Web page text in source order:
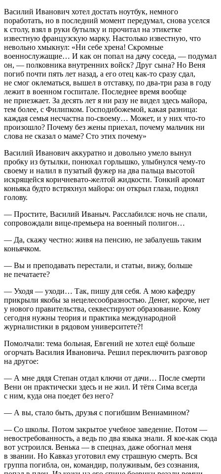
Василий Иванович хотел достать ноутбук, немного
поработать, но в последний момент передумал, снова уселся
к столу, взял в руки бутылку и прочитал на этикетке
известную французскую марку. Настолько известную, что
невольно хмыкнул: «Ни себе хрена! Скромные
военнослужащие… И как он попал на дачу соседа, — подумал
он, — полковника внутренних войск? Друг сына? Но Веня
погиб почти пять лет назад, а его отец как-то сразу сдал,
не смог оклематься, вышел в отставку, по два-три раза в году
лежит в военном госпитале. Последнее время вообще
не приезжает. За десять лет я ни разу не видел здесь майора,
тем более, с Филипком. Господибожемой, какая разница:
каждая семья несчастна по-своему… Может, и у них что-то
произошло? Почему без жены приехал, почему мальчик ни
слова не сказал о маме? Сто этих почему»
Василий Иванович аккуратно и довольно умело вынул
пробку из бутылки, понюхал горлышко, улыбнулся чему-то
своему и налил в пузатый фужер на два пальца высотой
искрящейся коричневато-желтой жидкости. Тонкий аромат
коньяка будто встряхнул майора: он открыл глаза, поднял
голову.
— Простите, Василий Иваныч. Расслабился: ночь не спали,
сопровождали вице-премьера на военный полигон…
— Да, скажу честно: живя на пенсию, не забалуешь таким
коньячком.
— Вы и преподавать перестали, и статьи, вижу, больше
не печатаете?
— Уходя — уходи… Так, пишу для себя. А мою кафедру
прикрыли якобы за нецелесообразностью. Денег, короче, нет
у нового правительства, секвестируют образование. Кому
сегодня нужны теория и практика международной
журналистики в рядовом университете?!
Помолчали: тема больная, Евгений не хотел ещё больше
огорчать Василия Ивановича. Решил переключить разговор
на другое:
— А мне дядя Степан отдал ключи от дачи… После смерти
Вени он практически здесь и не жил. И тётя Сима всегда
с ним, куда она поедет без него?
— А вы, стало быть, друзья с погибшим Вениамином?
— Со школы. Потом закрытое учебное заведение. Потом —
невостребованность, а ведь по два языка знали. Я кое-как сюда
вот устроился. Венька — в спецназ, даже обогнал меня
в звании. Но Кавказ уготовил ему страшную смерть. Вся
группа погибла, он, командир, полуживым, без сознания,